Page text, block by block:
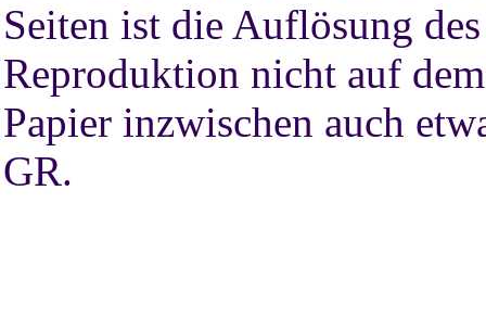
Seiten ist die Auflösung
Reproduktion nicht auf
Papier inzwischen auch
GR.